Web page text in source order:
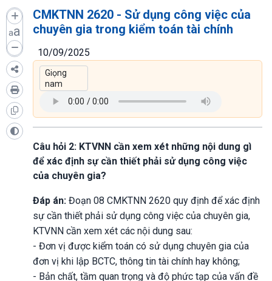
aa
CMKTNN 2620 - Sử dụng công việc của
chuyên gia trong kiểm toán tài chính
10/09/2025
Câu hỏi 2: KTVNN cần xem xét những nội dung gì
để xác định sự cần thiết phải sử dụng công việc
của chuyên gia?
Đáp án: Đoạn 08 CMKTNN 2620 quy định để xác định
sự cần thiết phải sử dụng công việc của chuyên gia,
KTVNN cần xem xét các nội dung sau:
- Đơn vị được kiểm toán có sử dụng chuyên gia của
đơn vị khi lập BCTC, thông tin tài chính hay không;
- Bản chất, tầm quan trọng và độ phức tạp của vấn đề